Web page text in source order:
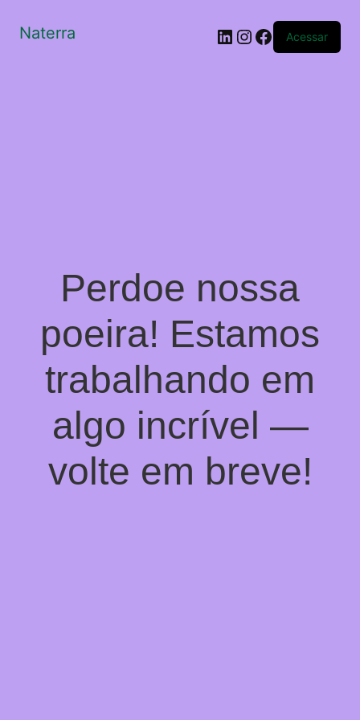
Naterra LinkedIn
Instagram
Facebook
Acessar
Perdoe nossa
poeira! Estamos
trabalhando em
algo incrível —
volte em breve!